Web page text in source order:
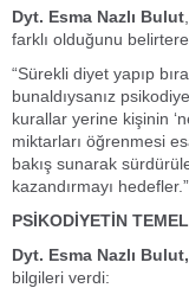
Dyt. Esma Nazlı Bulut
farklı olduğunu
“Sürekli diyet yapıp
bunaldıysanız
kurallar yerine kişinin
miktarları öğrenmesi
bakış sunarak
kazandırmayı hedefler.”
PSİKODİYETİN
Dyt. Esma Nazlı Bulut,
bilgileri verdi: